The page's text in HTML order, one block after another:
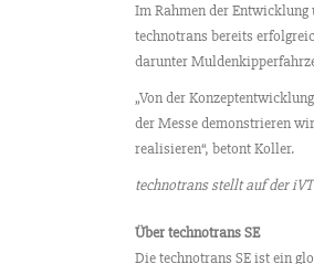
Im Rahmen der
technotrans bereits
darunter
„Von der
der Messe demonstrieren
realisieren“, betont Koller.
technotrans stellt auf der iVT
Über technotrans SE
Die technotrans SE ist ein